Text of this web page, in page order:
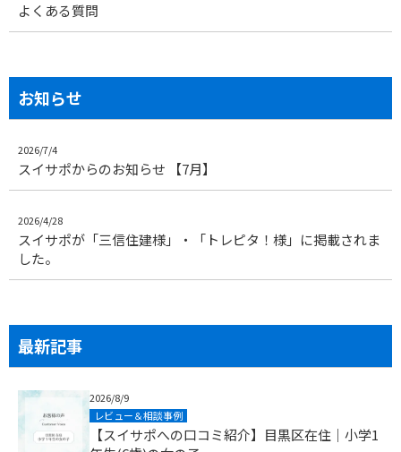
よくある質問
お知らせ
2026/7/4
スイサポからのお知らせ 【7月】
2026/4/28
スイサポが「三信住建様」・「トレピタ！様」に掲載されま
した。
最新記事
2026/8/9
レビュー＆相談事例
【スイサポへの口コミ紹介】目黒区在住｜小学1